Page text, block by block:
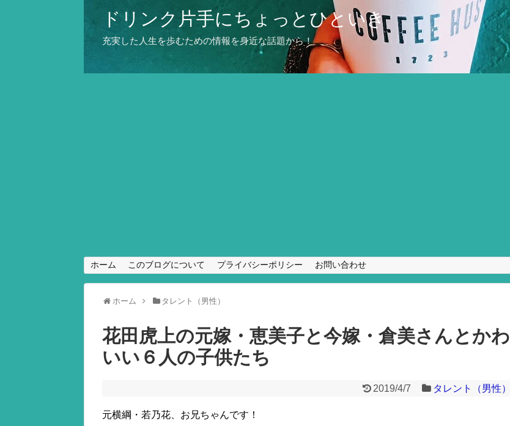
ドリンク片手にちょっとひといき
充実した人生を歩むための情報を身近な話題から！
ホーム このブログについて プライバシーポリシー お問い合わせ
ホーム タレント（男性）
花田虎上の元嫁・恵美子と今嫁・倉美さんとかわ
いい６人の子供たち
2019/4/7 タレント（男性）
元横綱・若乃花、お兄ちゃんです！